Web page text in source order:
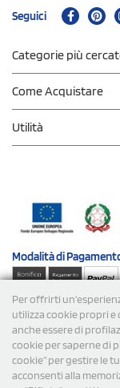
Per offrirti
utilizza cookie propri e
anche essere di
cookie per saperne di
cookie” per gestire le
acconsenti alla
Seguici
Categorie più
Come Acquistare
Utilità
Modalità di
Spedizioni